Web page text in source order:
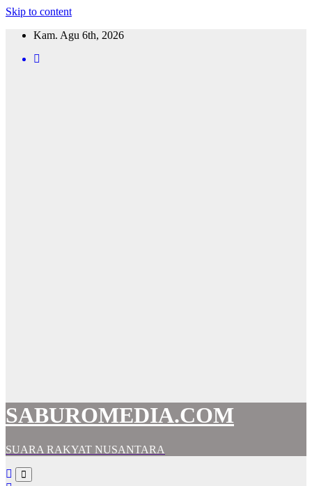
Skip to content
Kam. Agu 6th, 2026
SABUROMEDIA.COM
SUARA RAKYAT NUSANTARA